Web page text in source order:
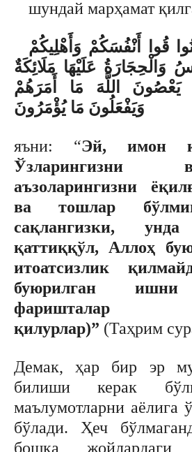
шундай марҳамат
وَالْحِجَارَةُ عَلَيْهَا مَلَائِكَةٌ
يَعْصُونَ اللَّهَ مَا أَمَرَهُمْ
وَيَفْعَلُونَ مَا يُؤْمَرُونَ
яъни: “Эй, имон
аъзоларингизни
ва тошлар
сақлангизки,
қаттиққўл, Аллоҳ
итоатсизлик
буюрилган ишни
фаришталар
қилурлар)” (Таҳрим
Демак, ҳар бир эр
билиши керак
маълумотларни аёлига
бўлади. Ҳеч
бошқа